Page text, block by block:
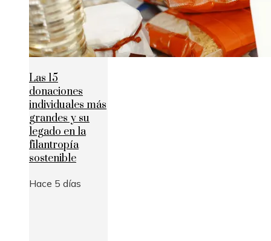
Las 15
donaciones
individuales más
grandes y su
legado en la
filantropía
sostenible
Hace 5 días